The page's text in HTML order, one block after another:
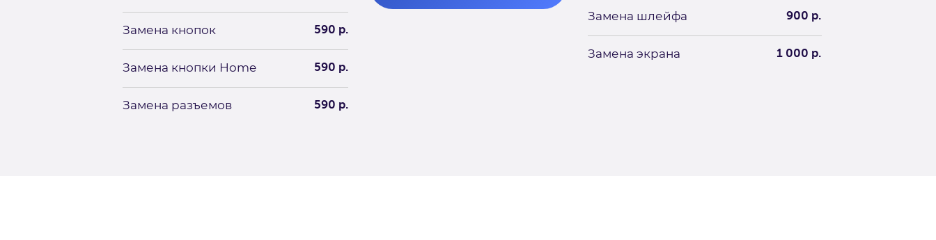
Замена кнопок 590 р.
Замена кнопки Home 590 р.
Замена разъемов 590 р.
Замена шлейфа 900 р.
Замена экрана 1 000 р.